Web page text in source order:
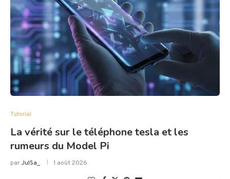
Tutorial
La vérité sur le téléphone tesla et les
rumeurs du Model Pi
parJulSa_ 1 août 2026